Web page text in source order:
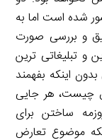
شده است اما به
و بررسی صورت
و تبلیغاتی ترین
اینکه بفهمند
چیست، هر جایی
ساختن برای
موضوع تعارض